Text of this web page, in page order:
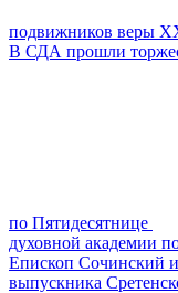
подвижников веры
В СДА прошли
по Пятидесятнице
духовной академии
Епископ Сочинский
выпускника